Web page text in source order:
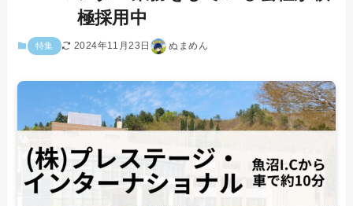
極採用中
特集 2024年11月23日 ぬまめん